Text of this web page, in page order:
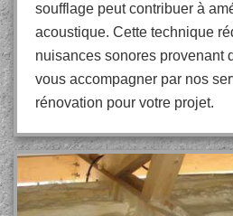
soufflage peut contribuer à
acoustique. Cette technique
nuisances sonores provenant
vous accompagner par nos
rénovation pour votre projet.